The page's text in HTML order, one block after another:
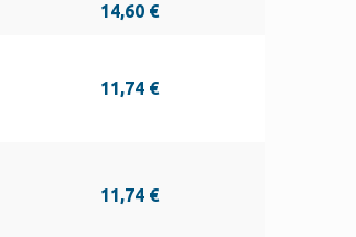
14,60 €
11,74 €
11,74 €